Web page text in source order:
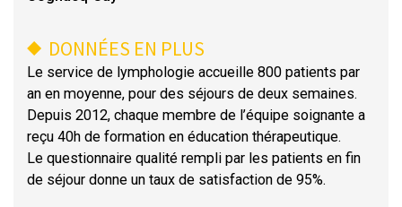
DONNÉES EN PLUS
Le service de lymphologie accueille 800 patients par
an en moyenne, pour des séjours de deux semaines.
Depuis 2012, chaque membre de l’équipe soignante a
reçu 40h de formation en éducation thérapeutique.
Le questionnaire qualité rempli par les patients en fin
de séjour donne un taux de satisfaction de 95%.